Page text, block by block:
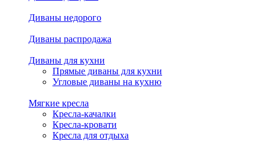
Диваны недорого
Диваны распродажа
Диваны для кухни
Прямые диваны для кухни
Угловые диваны на кухню
Мягкие кресла
Кресла-качалки
Кресла-кровати
Кресла для отдыха